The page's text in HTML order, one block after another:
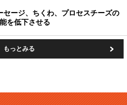
セージ、ちくわ、プロセスチーズの
を低下させる
もっとみる